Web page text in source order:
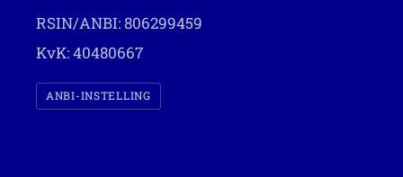
RSIN/ANBI: 806299459
KvK: 40480667
ANBI-INSTELLING